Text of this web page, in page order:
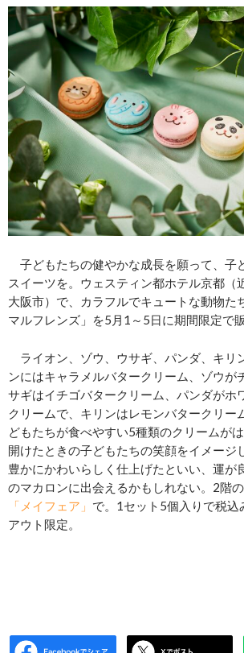
子どもたちの健やかな成長を願って、子
スイーツを。ウェスティン都ホテル京都（
大阪市）で、カラフルでキュートな動物た
マルフレンズ」を5月1～5日に期間限定で販
ライオン、ゾウ、ウサギ、パンダ、キリ
ンにはキャラメルバタークリーム、ゾウが
サギはイチゴバタークリーム、パンダがホ
クリームで、キリンはレモンバタークリー
どもたちが食べやすい5種類のクリームが
開けたときの子どもたちの笑顔をイメージ
豊かにかわいらしく仕上げたといい、運が
のマカロンに出会えるかもしれない。2階
「メイフェア」 で。1セット5個入りで税込
アウト限定。